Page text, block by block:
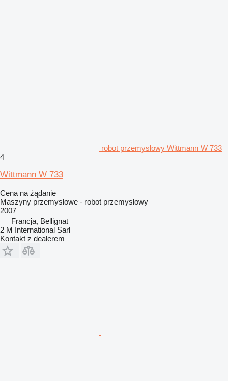
robot przemysłowy Wittmann W 733
4
Wittmann W 733
Cena na żądanie
Maszyny przemysłowe - robot przemysłowy
2007
Francja, Bellignat
2 M International Sarl
Kontakt z dealerem